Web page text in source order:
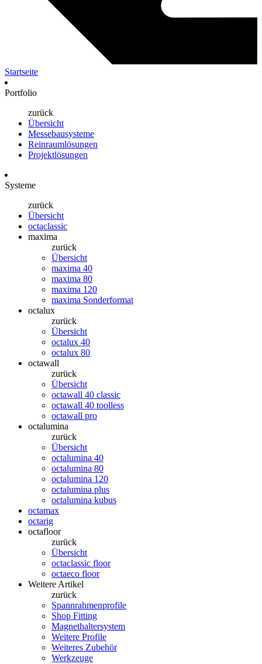
Startseite
Portfolio
zurück
Übersicht
Messebausysteme
Reinraumlösungen
Projektlösungen
Systeme
zurück
Übersicht
octaclassic
maxima
zurück
Übersicht
maxima 40
maxima 80
maxima 120
maxima Sonderformat
octalux
zurück
Übersicht
octalux 40
octalux 80
octawall
zurück
Übersicht
octawall 40 classic
octawall 40 toolless
octawall pro
octalumina
zurück
Übersicht
octalumina 40
octalumina 80
octalumina 120
octalumina plus
octalumina kubus
octamax
octarig
octafloor
zurück
Übersicht
octaclassic floor
octaeco floor
Weitere Artikel
zurück
Spannrahmenprofile
Shop Fitting
Magnethaltersystem
Weitere Profile
Weiteres Zubehör
Werkzeuge